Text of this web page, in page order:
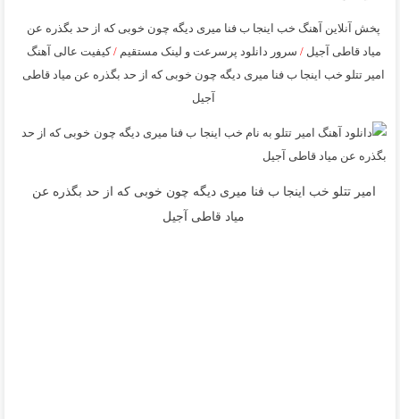
پخش آنلاین آهنگ خب اینجا ب فنا میری دیگه چون خوبی که از حد بگذره عن
میاد قاطی آجیل/ سرور دانلود پرسرعت و لینک مستقیم/کیفیت عالی آهنگ
امیر تتلو خب اینجا ب فنا میری دیگه چون خوبی که از حد بگذره عن میاد قاطی
آجیل
امیر تتلو خب اینجا ب فنا میری دیگه چون خوبی که از حد بگذره عن
میاد قاطی آجیل